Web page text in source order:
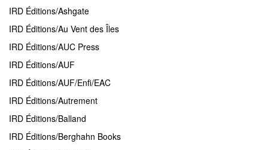
IRD Éditions/Ashgate
IRD Éditions/Au Vent des Îles
IRD Éditions/AUC Press
IRD Éditions/AUF
IRD Éditions/AUF/Enfi/EAC
IRD Éditions/Autrement
IRD Éditions/Balland
IRD Éditions/Berghahn Books